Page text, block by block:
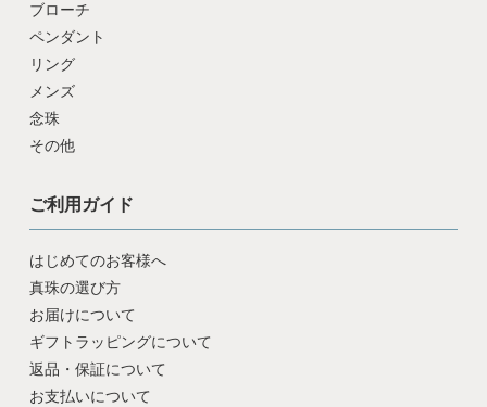
ブローチ
ペンダント
リング
メンズ
念珠
その他
ご利用ガイド
はじめてのお客様へ
真珠の選び方
お届けについて
ギフトラッピングについて
返品・保証について
お支払いについて